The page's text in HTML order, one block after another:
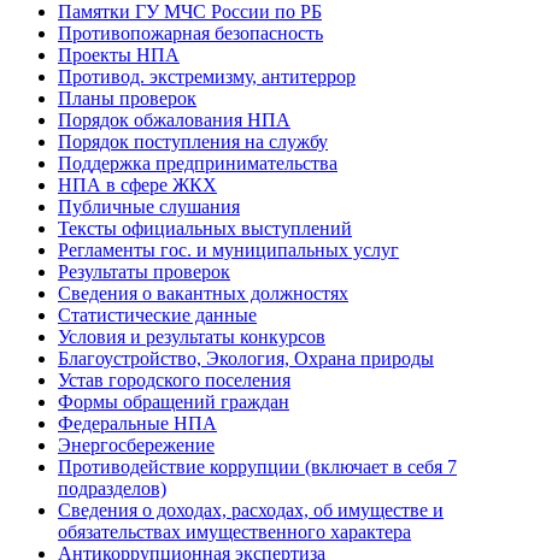
Памятки ГУ МЧС России по РБ
Противопожарная безопасность
Проекты НПА
Противод. экстремизму, антитеррор
Планы проверок
Порядок обжалования НПА
Порядок поступления на службу
Поддержка предпринимательства
НПА в сфере ЖКХ
Публичные слушания
Тексты официальных выступлений
Регламенты гос. и муниципальных услуг
Результаты проверок
Сведения о вакантных должностях
Статистические данные
Условия и результаты конкурсов
Благоустройство, Экология, Охрана природы
Устав городского поселения
Формы обращений граждан
Федеральные НПА
Энергосбережение
Противодействие коррупции (включает в себя 7
подразделов)
Сведения о доходах, расходах, об имуществе и
обязательствах имущественного характера
Антикоррупционная экспертиза